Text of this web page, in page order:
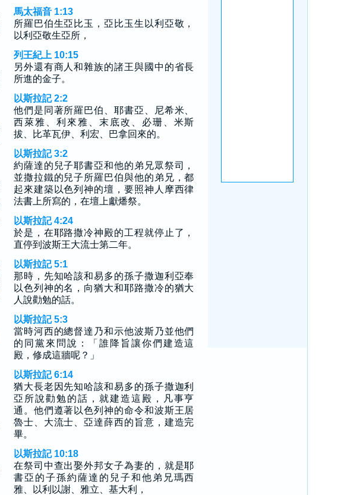
馬太福音 1:13
所羅巴伯生亞比玉，亞比玉生以利亞敬，
以利亞敬生亞所，
列王紀上 10:15
另外還有商人和雜族的諸王與國中的省長
所進的金子。
以斯拉記 2:2
他們是同著所羅巴伯、耶書亞、尼希米、
西萊雅、利來雅、末底改、必珊、米斯
拔、比革瓦伊、利宏、巴拿回來的。
以斯拉記 3:2
約薩達的兒子耶書亞和他的弟兄眾祭司，
並撒拉鐵的兒子所羅巴伯與他的弟兄，都
起來建築以色列神的壇，要照神人摩西律
法書上所寫的，在壇上獻燔祭。
以斯拉記 4:24
於是，在耶路撒冷神殿的工程就停止了，
直停到波斯王大流士第二年。
以斯拉記 5:1
那時，先知哈該和易多的孫子撒迦利亞奉
以色列神的名，向猶大和耶路撒冷的猶大
人說勸勉的話。
以斯拉記 5:3
當時河西的總督達乃和示他波斯乃並他們
的同黨來問說：「誰降旨讓你們建造這
殿，修成這牆呢？」
以斯拉記 6:14
猶大長老因先知哈該和易多的孫子撒迦利
亞所說勸勉的話，就建造這殿，凡事亨
通。他們遵著以色列神的命令和波斯王居
魯士、大流士、亞達薛西的旨意，建造完
畢。
以斯拉記 10:18
在祭司中查出娶外邦女子為妻的，就是耶
書亞的子孫約薩達的兒子和他弟兄瑪西
雅、以利以謝、雅立、基大利，